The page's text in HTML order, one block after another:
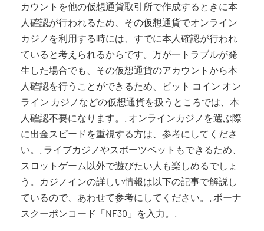
カウントを他の仮想通貨取引所で作成するときに本
人確認が行われるため、その仮想通貨でオンライン
カジノを利用する時には、すでに本人確認が行われ
ていると考えられるからです。万が一トラブルが発
生した場合でも、その仮想通貨のアカウントから本
人確認を行うことができるため、ビット コイン オン
ライン カジノなどの仮想通貨を扱うところでは、本
人確認不要になります。. オンラインカジノを選ぶ際
に出金スピードを重視する方は、参考にしてくださ
い。. ライブカジノやスポーツベットもできるため、
スロットゲーム以外で遊びたい人も楽しめるでしょ
う。カジノインの詳しい情報は以下の記事で解説し
ているので、あわせて参考にしてください。. ボーナ
スクーポンコード「NF30」を入力。.